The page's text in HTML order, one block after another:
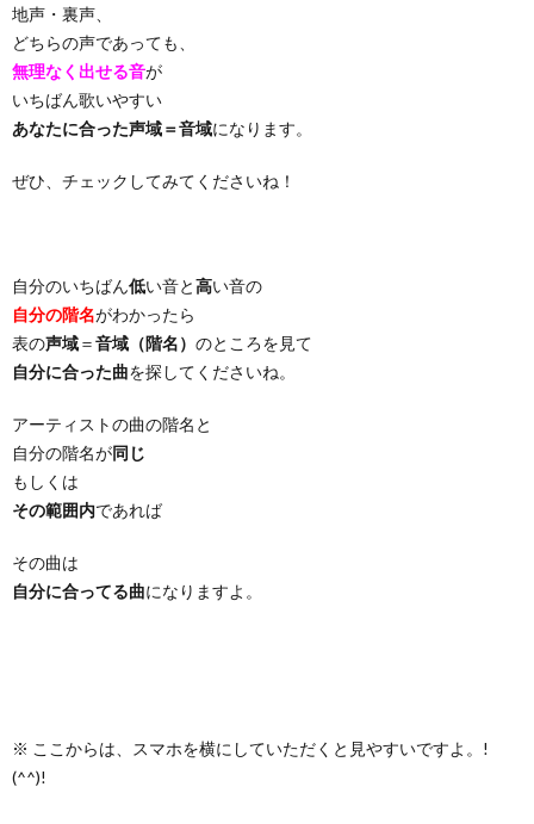
地声・裏声、
どちらの声であっても、
無理なく出せる音が
いちばん歌いやすい
あなたに合った声域＝音域になります。
ぜひ、チェックしてみてくださいね！
自分のいちばん低い音と高い音の
自分の階名がわかったら
表の声域＝音域（階名） のところを見て
自分に合った曲を探してくださいね。
アーティストの曲の階名と
自分の階名が同じ
もしくは
その範囲内であれば
その曲は
自分に合ってる曲になりますよ。
※ ここからは、スマホを横にしていただくと見やすいですよ。!
(^^)!